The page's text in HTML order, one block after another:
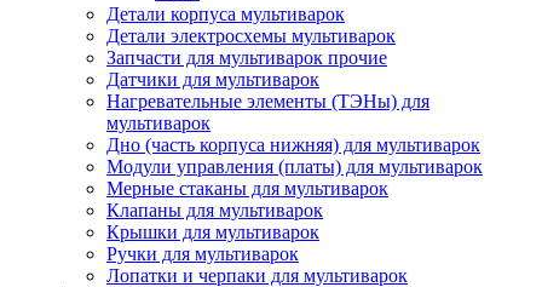
Детали корпуса мультиварок
Детали электросхемы мультиварок
Запчасти для мультиварок прочие
Датчики для мультиварок
Нагревательные элементы (ТЭНы) для
мультиварок
Дно (часть корпуса нижняя) для мультиварок
Модули управления (платы) для мультиварок
Мерные стаканы для мультиварок
Клапаны для мультиварок
Крышки для мультиварок
Ручки для мультиварок
Лопатки и черпаки для мультиварок